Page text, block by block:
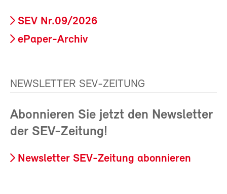
SEV Nr.09/2026
ePaper-Archiv
NEWSLETTER SEV-ZEITUNG
Abonnieren Sie jetzt den Newsletter
der SEV-Zeitung!
Newsletter SEV-Zeitung abonnieren